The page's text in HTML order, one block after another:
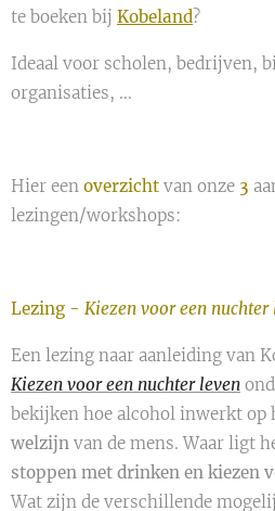
te boeken bij Kobeland?
Ideaal voor scholen, bedrijven,
organisaties, ...
Hier een overzicht van onze 3
lezingen/workshops:
Lezing - Kiezen voor een nuchter
Een lezing naar aanleiding van
Kiezen voor een nuchter leven
bekijken hoe alcohol inwerkt op
welzijn van de mens. Waar ligt
stoppen met drinken en kiezen
Wat zijn de verschillende